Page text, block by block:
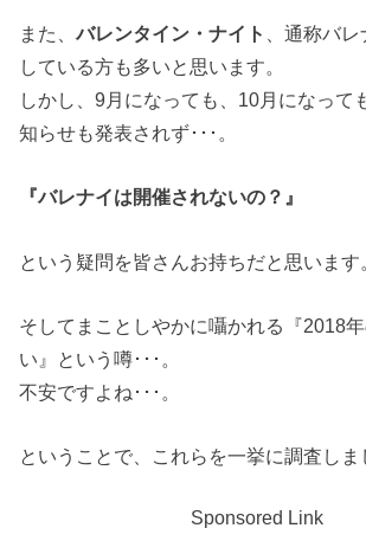
また、バレンタイン・ナイト
、通称バ
している方も多いと思います。
しかし、9月になっても、10月になって
知らせも発表されず･･･。
『バレナイは開催されないの？』
という疑問を皆さんお持ちだと思います
そしてまことしやかに囁かれる『2018
い』という噂･･･。
不安ですよね･･･。
ということで、これらを一挙に調査しま
Sponsored Link